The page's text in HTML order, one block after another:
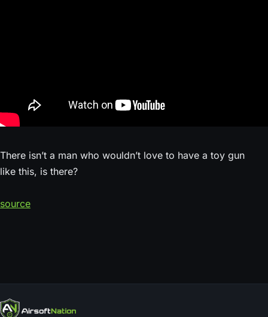
There isn’t a man who wouldn’t love to have a toy gun
like this, is there?
source